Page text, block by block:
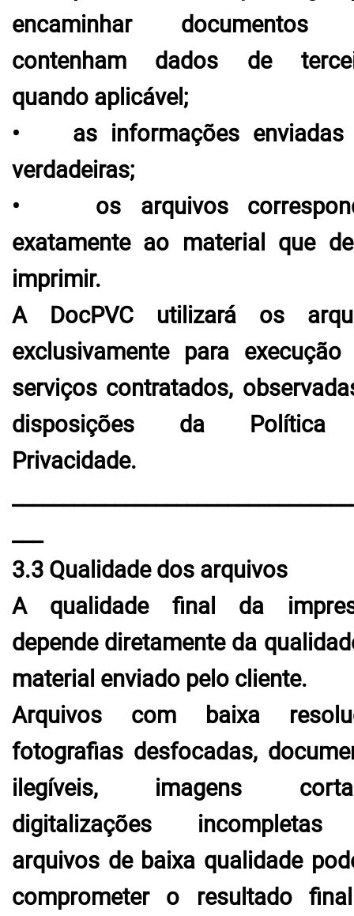
encaminhar documentos
contenham dados de
quando aplicável;
• as informações enviadas
verdadeiras;
• os arquivos
exatamente ao material que
imprimir.
A DocPVC utilizará os
exclusivamente para
serviços contratados,
disposições da
Privacidade.
___
3.3 Qualidade dos arquivos
A qualidade final da
depende diretamente da
material enviado pelo cliente.
Arquivos com baixa
fotografias desfocadas,
ilegíveis, imagens
digitalizações
arquivos de baixa qualidade
comprometer o resultado